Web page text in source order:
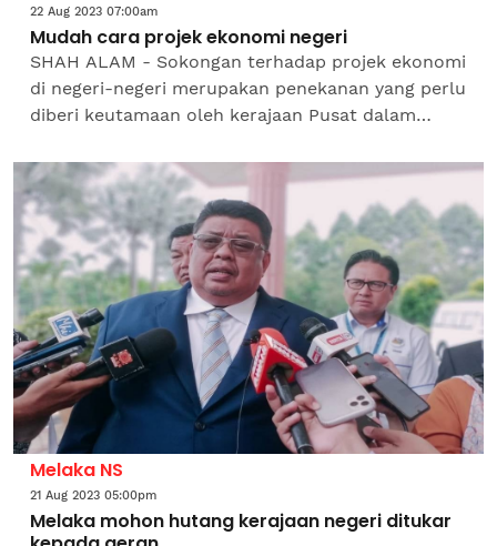
22 Aug 2023 07:00am
Mudah cara projek ekonomi negeri
SHAH ALAM - Sokongan terhadap projek ekonomi
di negeri-negeri merupakan penekanan yang perlu
diberi keutamaan oleh kerajaan Pusat dalam
Perbankan dan...
Melaka NS
21 Aug 2023 05:00pm
Melaka mohon hutang kerajaan negeri ditukar